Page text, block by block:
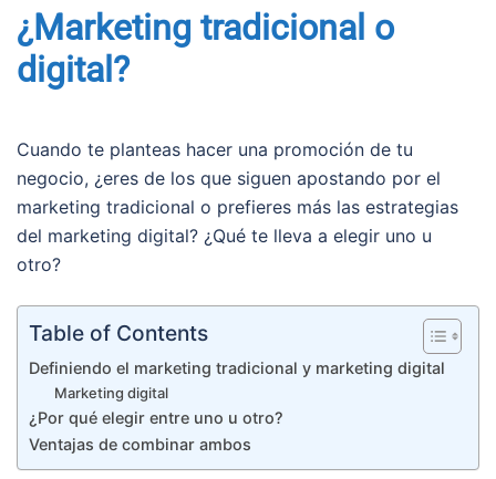
¿Marketing tradicional o
digital?
Cuando te planteas hacer una promoción de tu
negocio, ¿eres de los que siguen apostando por el
marketing tradicional o prefieres más las estrategias
del marketing digital? ¿Qué te lleva a elegir uno u
otro?
Table of Contents
Definiendo el marketing tradicional y marketing digital
Marketing digital
¿Por qué elegir entre uno u otro?
Ventajas de combinar ambos